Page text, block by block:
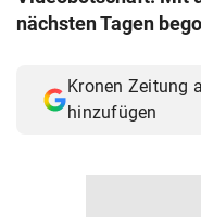
nächsten Tagen
Kronen Zeitung
hinzufügen